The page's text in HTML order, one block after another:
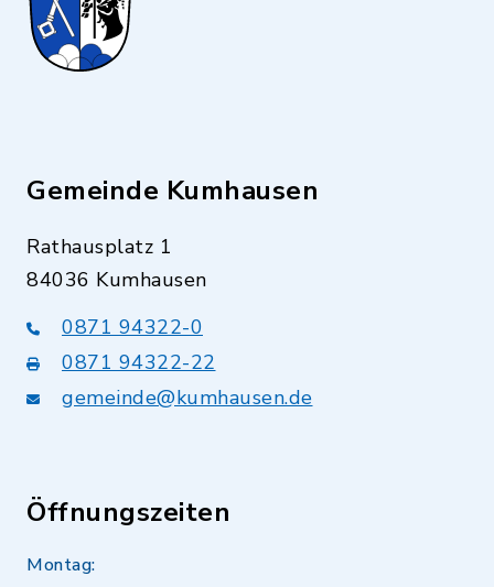
Gemeinde Kumhausen
Rathausplatz 1
84036 Kumhausen
0871 94322-0
0871 94322-22
gemeinde@kumhausen.de
Öffnungszeiten
Montag: